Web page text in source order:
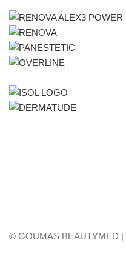
© GOUMAS BEAUTYMED |